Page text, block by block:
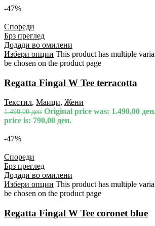
-47%
Спореди
Брз преглед
Додади во омилени
Избери опции This product has multiple
be chosen on the product page
Regatta Fingal W Tee terracotta
Текстил, Маици, Жени
1.490,00ден Original price was: 1.490,00
price is: 790,00 ден.
-47%
Спореди
Брз преглед
Додади во омилени
Избери опции This product has multiple
be chosen on the product page
Regatta Fingal W Tee coronet blue